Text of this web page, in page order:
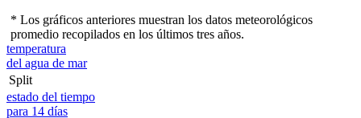
* Los gráficos anteriores muestran los datos meteorológicos
promedio recopilados en los últimos tres años.
temperatura
del agua de mar
Split
estado del tiempo
para 14 días